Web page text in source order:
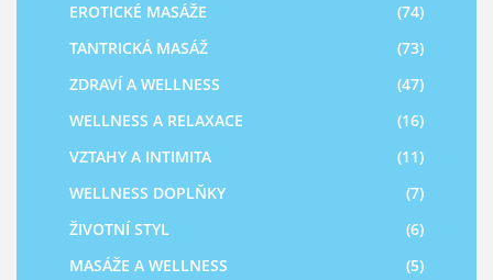
EROTICKÉ MASÁŽE
(74)
TANTRICKÁ MASÁŽ
(73)
ZDRAVÍ A WELLNESS
(47)
WELLNESS A RELAXACE
(16)
VZTAHY A INTIMITA
(11)
WELLNESS DOPLŇKY
(7)
ŽIVOTNÍ STYL
(6)
MASÁŽE A WELLNESS
(5)